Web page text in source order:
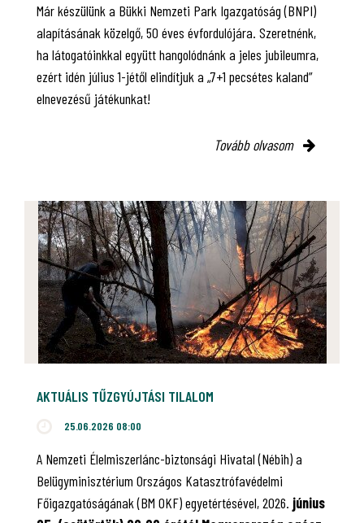
Már készülünk a Bükki Nemzeti Park Igazgatóság (BNPI)
alapításának közelgő, 50 éves évfordulójára. Szeretnénk,
ha látogatóinkkal együtt hangolódnánk a jeles jubileumra,
ezért idén július 1-jétől elindítjuk a „7+1 pecsétes kaland”
elnevezésű játékunkat!
Tovább olvasom
AKTUÁLIS TŰZGYÚJTÁSI TILALOM
25.06.2026 08:00
A Nemzeti Élelmiszerlánc-biztonsági Hivatal (Nébih) a
Belügyminisztérium Országos Katasztrófavédelmi
Főigazgatóságának (BM OKF) egyetértésével, 2026. június